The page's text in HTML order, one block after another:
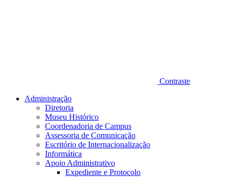
Contraste
Administração
Diretoria
Museu Histórico
Coordenadoria de Campus
Assessoria de Comunicação
Escritório de Internacionalização
Informática
Apoio Administrativo
Expediente e Protocolo